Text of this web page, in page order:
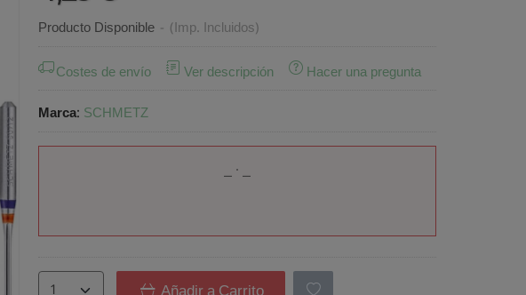
Producto Disponible - (Imp. Incluidos)
Costes de envío
Ver descripción
Hacer una pregunta
Marca: SCHMETZ